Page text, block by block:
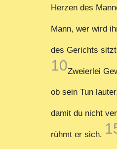
Herzen des
Mann, wer wird
des Gerichts
10Zweierlei
ob sein Tun
damit du nicht
rühmt er sich.